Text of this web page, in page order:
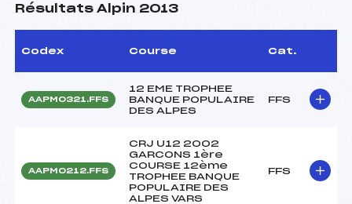
Résultats Alpin 2013
Codex Course Cat.
AAPM0321.FFS
12 EME TROPHEE
BANQUE POPULAIRE
DES ALPES
FFS
AAPM0212.FFS
CRJ U12 2002
GARCONS 1ère
COURSE 12ème
TROPHEE BANQUE
POPULAIRE DES
ALPES VARS
FFS